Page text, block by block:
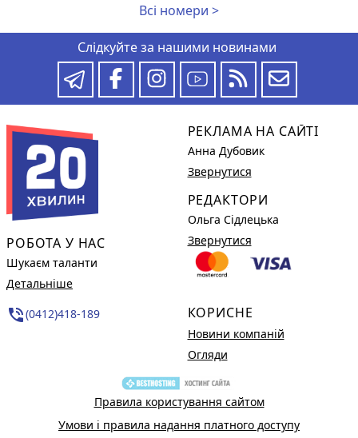
Всі номери >
Слідкуйте за нашими новинами
РОБОТА У НАС
Шукаєм таланти
Детальніше
phone_in_talk(0412)418-189
РЕКЛАМА НА САЙТІ
Анна Дубовик
Звернутися
РЕДАКТОРИ
Ольга Сідлецька
Звернутися
КОРИСНЕ
Новини компаній
Огляди
Правила користування сайтом
Умови і правила надання платного доступу